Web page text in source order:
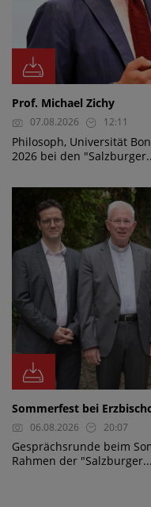
Prof. Michael Zichy
07.08.2026 12:11
Philosoph, Universität
2026 bei den
Sommerfest bei
06.08.2026 20:07
Gesprächsrunde beim
Rahmen der "Salzburger...